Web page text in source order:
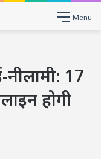
Menu
17
होगी